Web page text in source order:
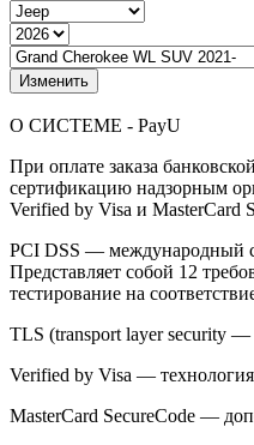
Изменить
О СИСТЕМЕ - PayU
При оплате заказа
сертификацию надзорным
Verified by Visa и MasterCard
PCI DSS — международный
Представляет собой 12
тестирование на
TLS (transport layer security
Verified by Visa —
MasterCard SecureCode —